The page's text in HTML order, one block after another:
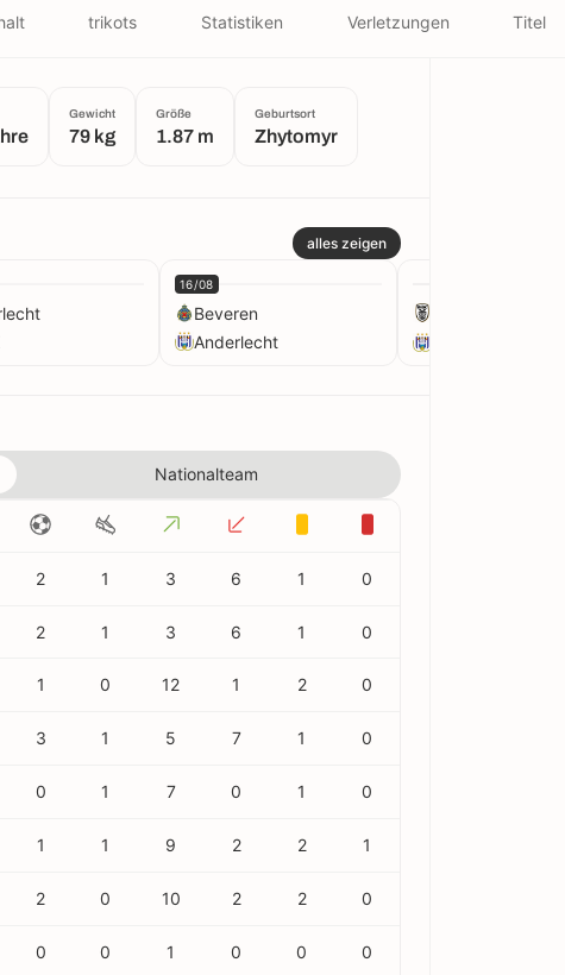
trikots Statistiken Verletzungen Titel
Gewicht
79 kg
Größe
1.87 m
Geburtsort
Zhytomyr
alles zeigen
16/08
Beveren
Anderlecht
Nationalteam
2 1 3 6 1 0
2 1 3 6 1 0
1 0 12 1 2 0
3 1 5 7 1 0
0 1 7 0 1 0
1 1 9 2 2 1
2 0 10 2 2 0
0 0 1 0 0 0